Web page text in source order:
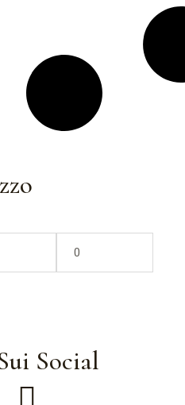
Min
Max
Social